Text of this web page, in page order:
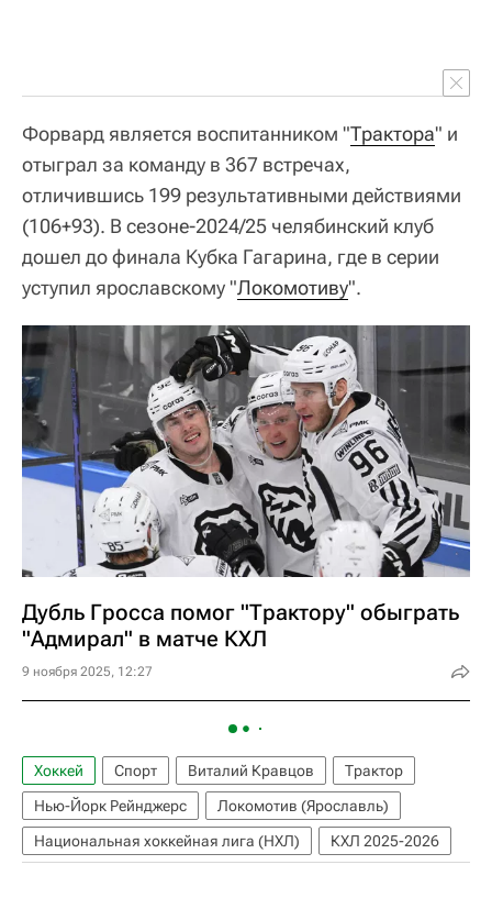
Форвард является воспитанником "Трактора" и
отыграл за команду в 367 встречах,
отличившись 199 результативными действиями
(106+93). В сезоне-2024/25 челябинский клуб
дошел до финала Кубка Гагарина, где в серии
уступил ярославскому "Локомотиву".
Дубль Гросса помог "Трактору" обыграть
"Адмирал" в матче КХЛ
9 ноября 2025, 12:27
Хоккей Спорт Виталий Кравцов
Трактор
Нью-Йорк Рейнджерс
Локомотив (Ярославль)
Национальная хоккейная лига (НХЛ)
КХЛ 2025-2026